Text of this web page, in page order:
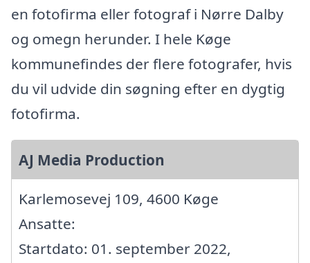
en fotofirma eller fotograf i Nørre Dalby
og omegn herunder. I hele Køge
kommunefindes der flere fotografer, hvis
du vil udvide din søgning efter en dygtig
fotofirma.
AJ Media Production
Karlemosevej 109, 4600 Køge
Ansatte:
Startdato: 01. september 2022,